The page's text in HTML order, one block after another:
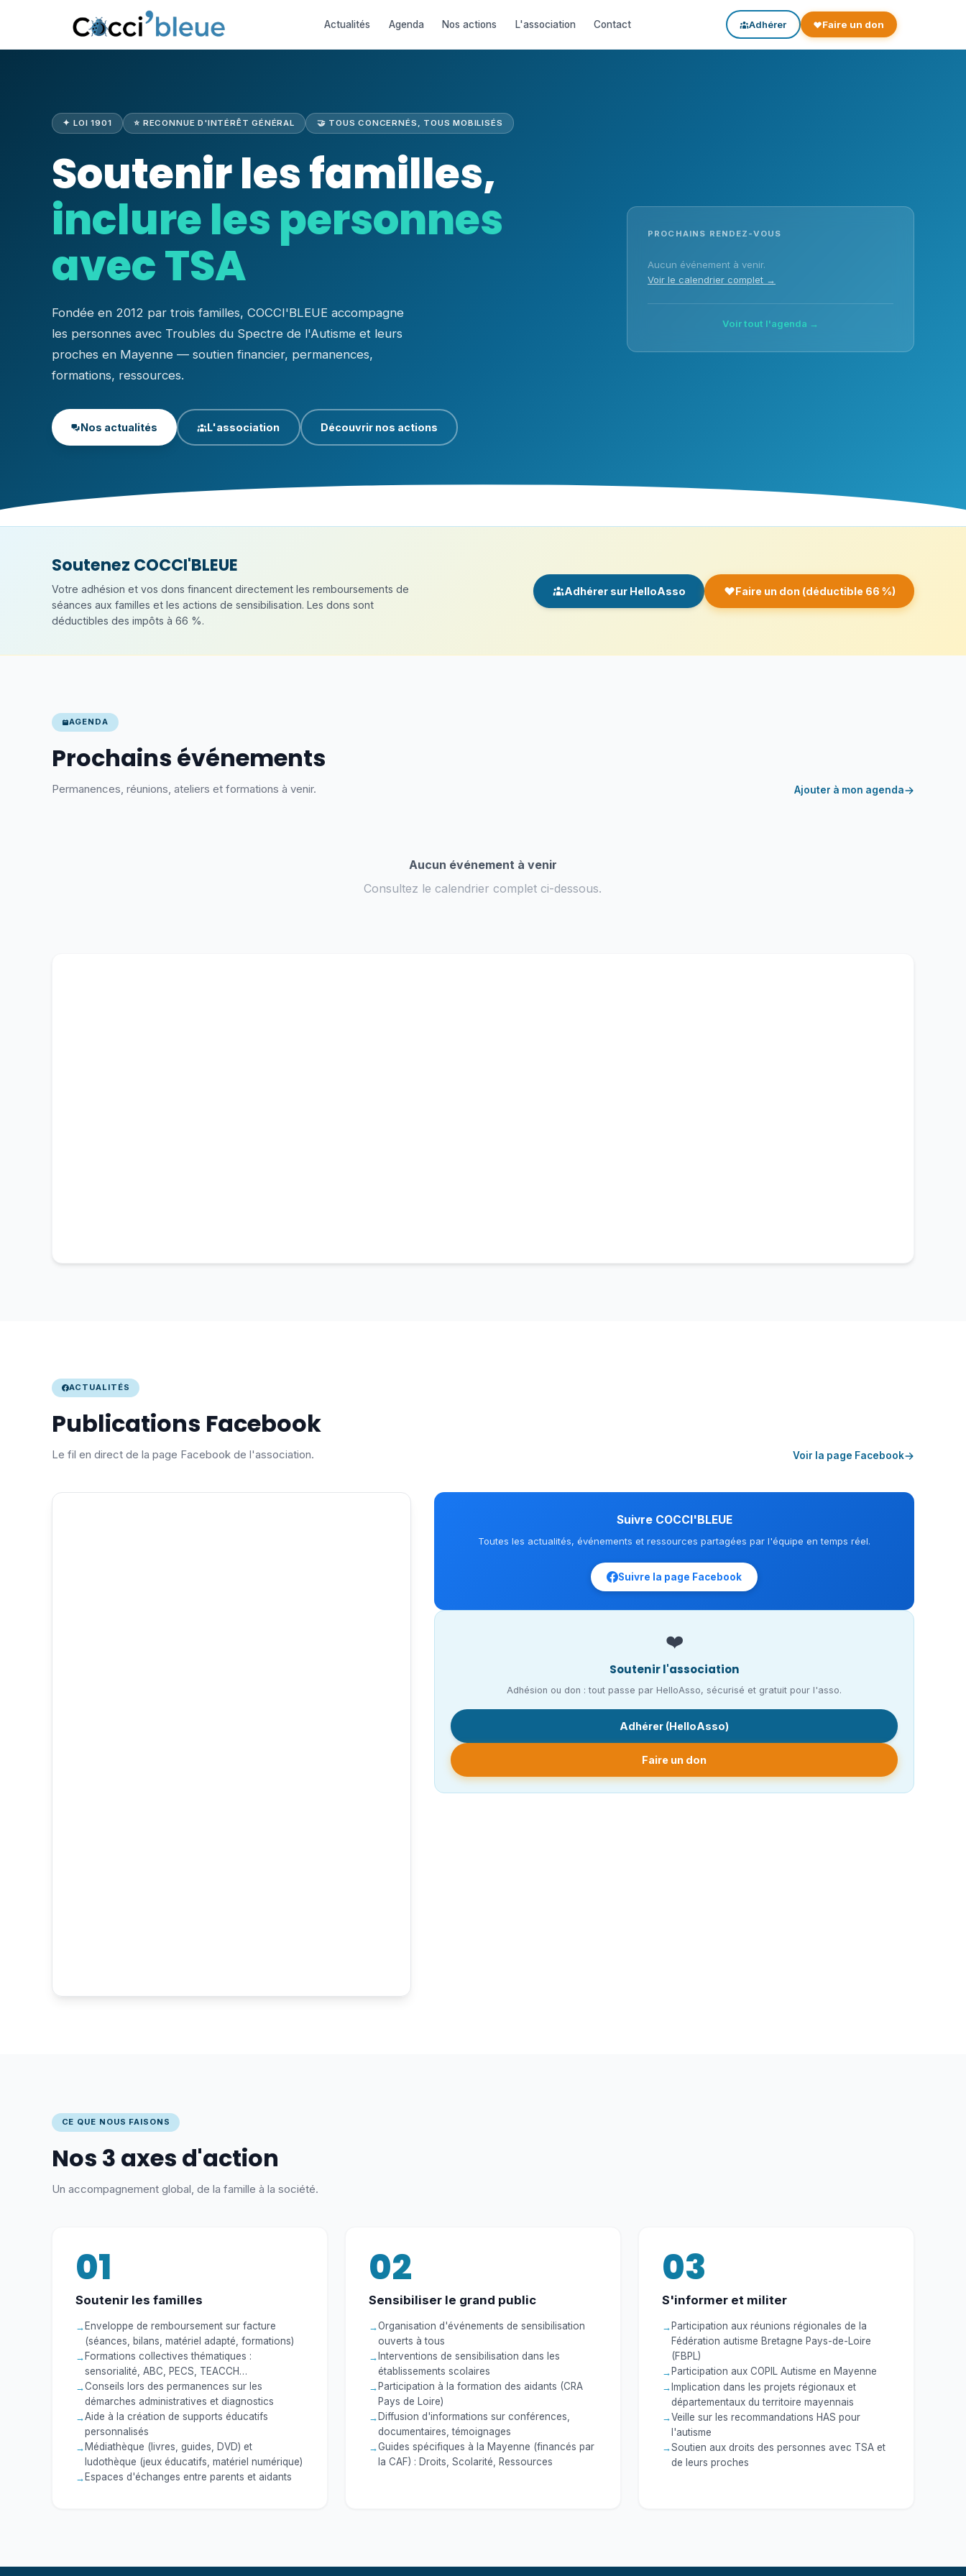
Actualités Agenda Nos actions L'association Contact Adhérer Faire un don
✦ LOI 1901 ⭐ RECONNUE D'INTÉRÊT GÉNÉRAL 🤝 TOUS CONCERNÉS, TOUS MOBILISÉS
Soutenir les familles,
inclure les personnes
avec TSA
Fondée en 2012 par trois familles, COCCI'BLEUE accompagne
les personnes avec Troubles du Spectre de l'Autisme et leurs
proches en Mayenne — soutien financier, permanences,
formations, ressources.
Nos actualités L'association Découvrir nos actions
PROCHAINS RENDEZ-VOUS
Aucun événement à venir.
Voir le calendrier complet →
Voir tout l'agenda →
Soutenez COCCI'BLEUE
Votre adhésion et vos dons financent directement les remboursements de
séances aux familles et les actions de sensibilisation. Les dons sont
déductibles des impôts à 66 %.
Adhérer sur HelloAsso Faire un don (déductible 66 %)
AGENDA
Prochains événements
Permanences, réunions, ateliers et formations à venir. Ajouter à mon agenda
Aucun événement à venir
Consultez le calendrier complet ci-dessous.
ACTUALITÉS
Publications Facebook
Le fil en direct de la page Facebook de l'association. Voir la page Facebook
Suivre COCCI'BLEUE
Toutes les actualités, événements et ressources partagées par l'équipe en temps réel.
Suivre la page Facebook
❤️
Soutenir l'association
Adhésion ou don : tout passe par HelloAsso, sécurisé et gratuit pour l'asso.
Adhérer (HelloAsso)
Faire un don
CE QUE NOUS FAISONS
Nos 3 axes d'action
Un accompagnement global, de la famille à la société.
01
Soutenir les familles
Enveloppe de remboursement sur facture
(séances, bilans, matériel adapté, formations)
Formations collectives thématiques :
sensorialité, ABC, PECS, TEACCH…
Conseils lors des permanences sur les
démarches administratives et diagnostics
Aide à la création de supports éducatifs
personnalisés
Médiathèque (livres, guides, DVD) et
ludothèque (jeux éducatifs, matériel numérique)
Espaces d'échanges entre parents et aidants
02
Sensibiliser le grand public
Organisation d'événements de sensibilisation
ouverts à tous
Interventions de sensibilisation dans les
établissements scolaires
Participation à la formation des aidants (CRA
Pays de Loire)
Diffusion d'informations sur conférences,
documentaires, témoignages
Guides spécifiques à la Mayenne (financés par
la CAF) : Droits, Scolarité, Ressources
03
S'informer et militer
Participation aux réunions régionales de la
Fédération autisme Bretagne Pays-de-Loire
(FBPL)
Participation aux COPIL Autisme en Mayenne
Implication dans les projets régionaux et
départementaux du territoire mayennais
Veille sur les recommandations HAS pour
l'autisme
Soutien aux droits des personnes avec TSA et
de leurs proches